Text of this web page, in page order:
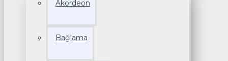
Akordeon
Bağlama